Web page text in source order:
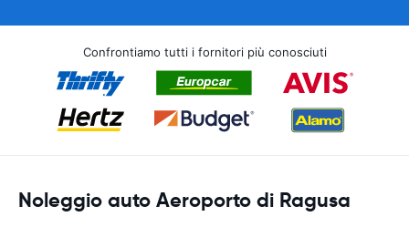
Confrontiamo tutti i fornitori più conosciuti
Noleggio auto Aeroporto di Ragusa